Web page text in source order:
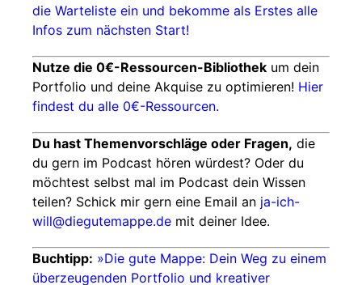
die Warteliste ein und bekomme als Erstes alle
Infos zum nächsten Start!
Nutze die 0€-Ressourcen-Bibliothek um dein
Portfolio und deine Akquise zu optimieren! Hier
findest du alle 0€-Ressourcen.
Du hast Themenvorschläge oder Fragen, die
du gern im Podcast hören würdest? Oder du
möchtest selbst mal im Podcast dein Wissen
teilen? Schick mir gern eine Email an ja-ich-
will@diegutemappe.de mit deiner Idee.
Buchtipp: »Die gute Mappe: Dein Weg zu einem
überzeugenden Portfolio und kreativer